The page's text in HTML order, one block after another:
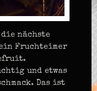
nächste
Fruchteimer
und etwas
Das ist